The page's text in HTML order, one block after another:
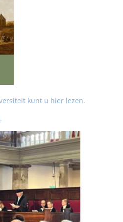
kunt u hier lezen.